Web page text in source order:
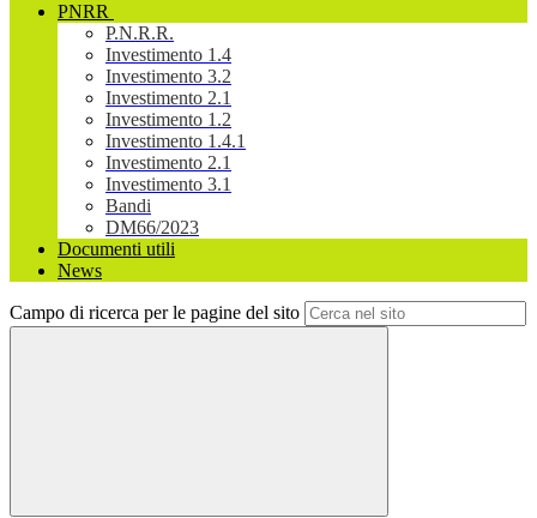
PNRR
P.N.R.R.
Investimento 1.4
Investimento 3.2
Investimento 2.1
Investimento 1.2
Investimento 1.4.1
Investimento 2.1
Investimento 3.1
Bandi
DM66/2023
Documenti utili
News
Campo di ricerca per le pagine del sito